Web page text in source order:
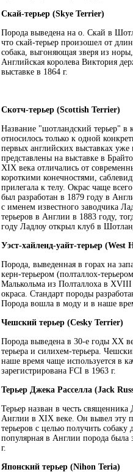
Скай-терьер (Skye Terrier)
Порода выведена на о. Скай в
что скай-терьер произошел от
собака, выгоняющая зверя из
Английская королева Виктория
выставке в 1864 г.
Скотч-терьер (Scottish Terrier)
Название "шотландский терьер" в
относилось только к одной
первых английских выставках
представлены на выставке в
XIX века отличались от
короткими конечностями,
прилегала к телу. Окрас чаще
был разработан в 1879 году в
с именем известного заводчика
терьеров в Англии в 1883 году,
году Ладлоу открыл клуб в
Уэст-хайленд-уайт-терьер
Порода, выведенная в горах на
керн-терьером (полталлох-
Малькольма из Полталлоха в
окраса. Стандарт породы
Порода вошла в моду и в наше
Чешский терьер (Cesky Terrier)
Порода выведена в 30-е годы XX
терьера и силихем-терьера.
наше время чаще используется в
зарегистрирована FCI в 1963 г.
Терьер Джека Расселла (Jack
Терьер назван в честь
Англии в XIX веке. Он вывел эту
терьеров с целью получить
популярная в Англии порода была
г.
Японский терьер (Nihon Teria)